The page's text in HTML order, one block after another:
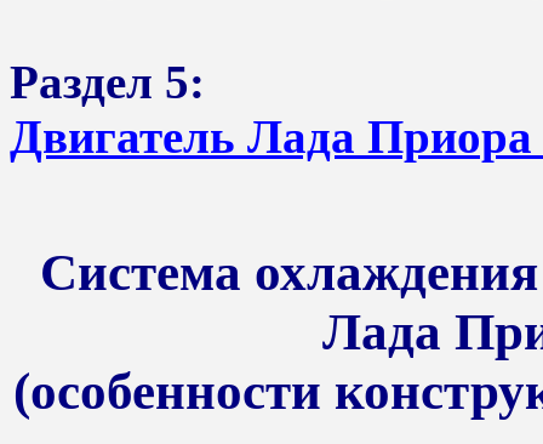
Раздел 5:
Двигатель Лада
Система
Лада
(особенности